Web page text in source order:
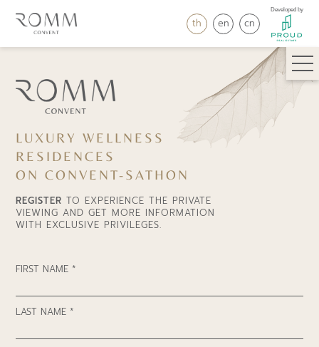
th en cn
Developed by
LUXURY WELLNESS
RESIDENCES
ON CONVENT-SATHON
REGISTER TO EXPERIENCE THE PRIVATE
VIEWING AND GET MORE INFORMATION
WITH EXCLUSIVE PRIVILEGES.
FIRST NAME *
LAST NAME *